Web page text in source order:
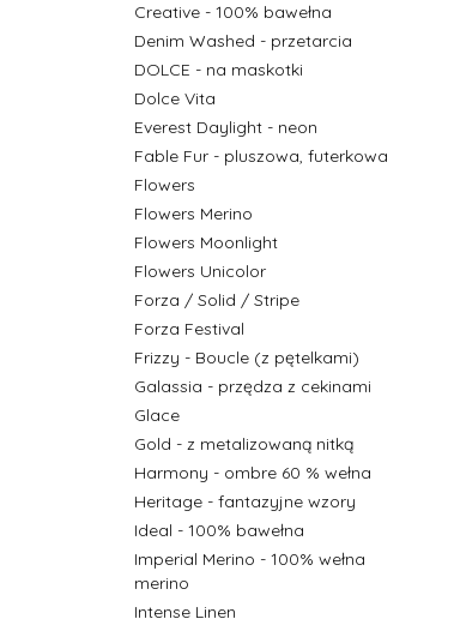
Creative - 100% bawełna
Denim Washed - przetarcia
DOLCE - na maskotki
Dolce Vita
Everest Daylight - neon
Fable Fur - pluszowa, futerkowa
Flowers
Flowers Merino
Flowers Moonlight
Flowers Unicolor
Forza / Solid / Stripe
Forza Festival
Frizzy - Boucle (z pętelkami)
Galassia - przędza z cekinami
Glace
Gold - z metalizowaną nitką
Harmony - ombre 60 % wełna
Heritage - fantazyjne wzory
Ideal - 100% bawełna
Imperial Merino - 100% wełna
merino
Intense Linen